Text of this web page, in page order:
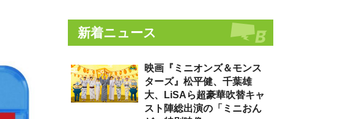
新着ニュース
映画『ミニオンズ＆モンス
ターズ』松平健、千葉雄
大、LiSAら超豪華吹替キャ
スト陣総出演の「ミニおん